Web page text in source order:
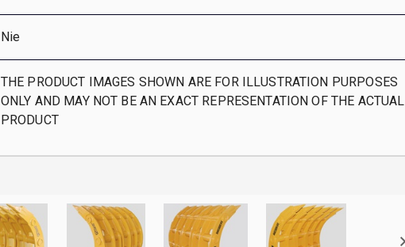
Nie
THE PRODUCT IMAGES SHOWN ARE FOR ILLUSTRATION PURPOSES
ONLY AND MAY NOT BE AN EXACT REPRESENTATION OF THE ACTUAL
PRODUCT